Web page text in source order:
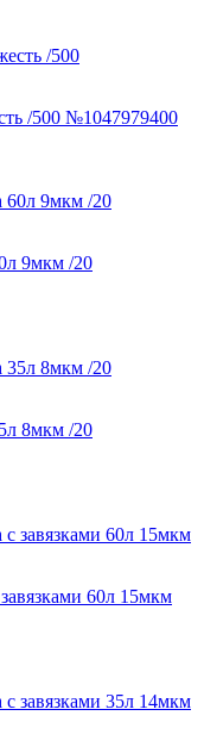
/500 №1047979400
9мкм /20
8мкм /20
60л 15мкм